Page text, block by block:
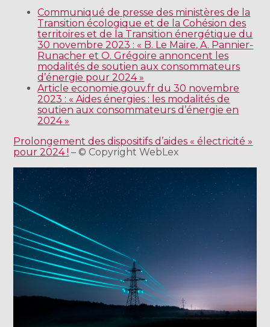
Communiqué de presse des ministères de la
Transition écologique et de la Cohésion des
territoires et de la Transition énergétique du
30 novembre 2023 : « B. Le Maire, A. Pannier-
Runacher et O. Grégoire annoncent les
modalités de soutien aux consommateurs
d’énergie pour 2024 »
Article economie.gouv.fr du 30 novembre
2023 : « Aides énergies : les modalités de
soutien aux consommateurs d’énergie en
2024 »
Prolongement des dispositifs d’aides « électricité »
pour 2024 ! – © Copyright WebLex